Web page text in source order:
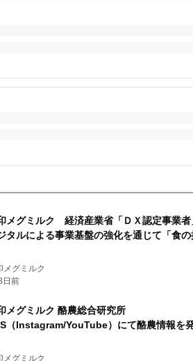
メグミルク 経済産業省「ＤＸ認定事業者
タルによる事業基盤の強化を通じて「食
メグミルク
日前
メグミルク 酪農総合研究所
（Instagram/YouTube）にて酪農情報を
メグミルク